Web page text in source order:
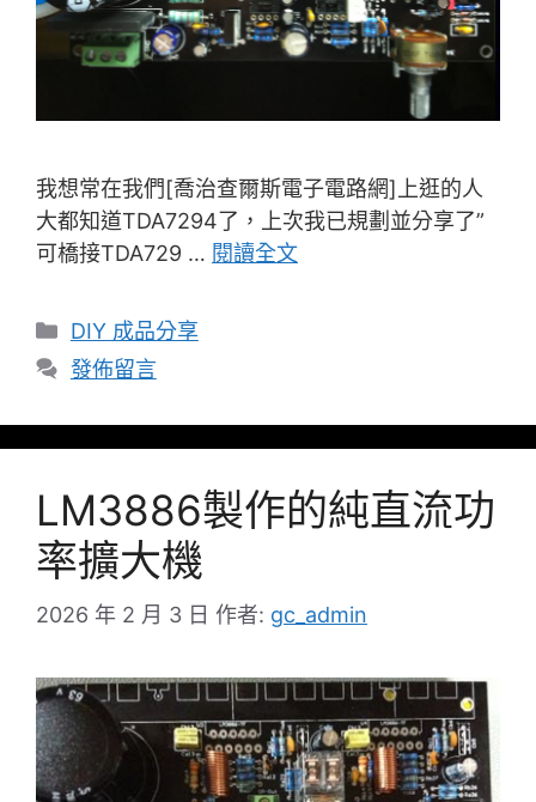
我想常在我們[喬治查爾斯電子電路網]上逛的人
大都知道TDA7294了，上次我已規劃並分享了”
可橋接TDA729 … 閱讀全文
分
類
DIY 成品分享
發佈留言
LM3886製作的純直流功
率擴大機
2026 年 2 月 3 日 作者: gc_admin